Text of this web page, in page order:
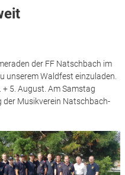
der FF Natschbach im
unserem Waldfest einzuladen.
5. August. Am Samstag
der Musikverein Natschbach-